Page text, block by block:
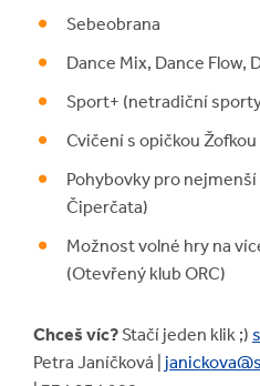
Sebeobrana
Dance Mix, Dance Flow,
Sport+ (netradiční
Cvičení s opičkou Žofkou
Pohybovky pro
Čiperčata)
Možnost volné hry na
(Otevřený klub ORC)
Chceš víc? Stačí jeden klik ;)
Petra Janíčková |